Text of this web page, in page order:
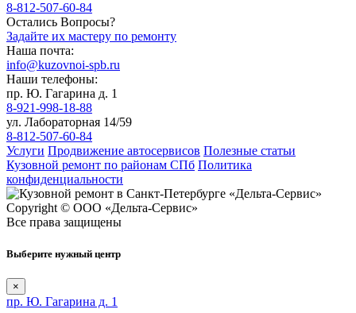
8-812-507-60-84
Остались Вопросы?
Задайте их мастеру по ремонту
Наша почта:
info@kuzovnoi-spb.ru
Наши телефоны:
пр. Ю. Гагарина д. 1
8-921-998-18-88
ул. Лабораторная 14/59
8-812-507-60-84
Услуги Продвижение автосервисов Полезные статьи
Кузовной ремонт по районам СПб Политика
конфиденциальности
Copyright © ООО «Дельта-Сервис»
Все права защищены
Выберите нужный центр
×
пр. Ю. Гагарина д. 1